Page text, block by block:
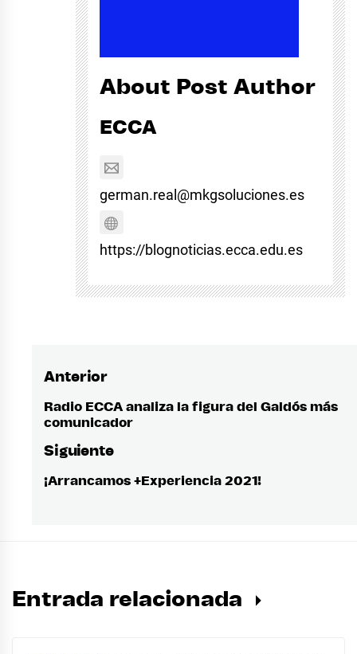
About Post Author
ECCA
german.real@mkgsoluciones.es
https://blognoticias.ecca.edu.es
Navegación
de
Anterior
Entrada
anterior:
Radio ECCA analiza la figura del Galdós más
comunicador
Siguiente
Entrada
¡Arrancamos +Experiencia 2021!
Entrada relacionada